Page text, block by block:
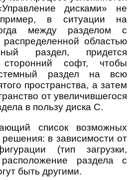
дисками» не
в ситуации на
между разделом с
областью
раздел, придется
сторонний софт, чтобы
раздел на всю
пространства, а затем
от увеличившегося
в пользу диска C.
список возможных
в зависимости от
(тип загрузки,
раздела с
быть другими.